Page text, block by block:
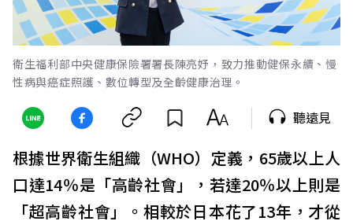
衛生福利部中央健康保險署署長陳亮妤，致力推動健保永續、慢
性病與癌症照護、數位轉型及全齡健康治理。
聽遠見
根據世界衛生組織（WHO）定義，65歲以上人
口達14％是「高齡社會」，若達20％以上則是
「超高齡社會」。相較於日本花了13年，才從